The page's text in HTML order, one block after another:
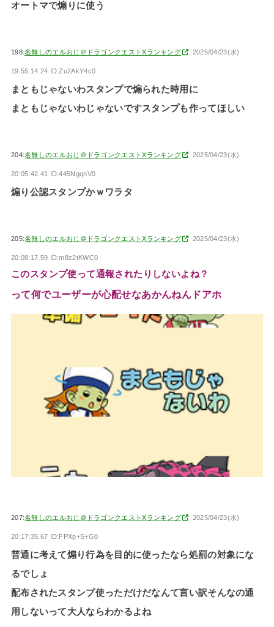
オートマで煽りに使う
198:名無しのエルおじ＠ドラゴンクエストXランキング 2025/04/23(水)
19:55:14.24 ID:Zu2AkY4c0
まともじゃないわスタンプで煽られた時用に
まともじゃないわじゃないですスタンプも作ってほしい
204:名無しのエルおじ＠ドラゴンクエストXランキング 2025/04/23(水)
20:05:42.41 ID:445NgqnV0
煽り公認スタンプかｗワラタ
205:名無しのエルおじ＠ドラゴンクエストXランキング 2025/04/23(水)
20:08:17.59 ID:m8z2tKWC0
このスタンプ使って通報されたりしないよね？
って何でユーザーが心配せなあかんねんドアホ
207:名無しのエルおじ＠ドラゴンクエストXランキング 2025/04/23(水)
20:17:35.67 ID:FPXp+S+G0
普通に考えて煽り行為を目的に使ったなら処罰の対象にな
るでしょ
配布されたスタンプ使っただけだなんて言い訳そんなの通
用しないって大人ならわかるよね